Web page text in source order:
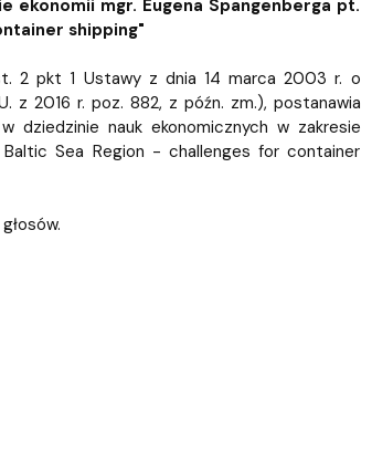
mgr. Eugena Spangenberga pt.
shipping"
2 pkt 1 Ustawy z dnia 14 marca 2003 r. o
2016 r. poz. 882, z późn. zm.), postanawia
dziedzinie nauk ekonomicznych w zakresie
Sea Region - challenges for container